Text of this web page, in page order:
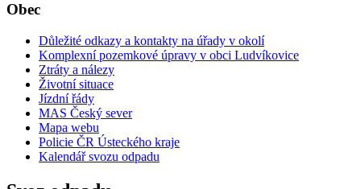
Obec
Důležité odkazy a kontakty na úřady v okolí
Komplexní pozemkové úpravy v obci Ludvíkovice
Ztráty a nálezy
Životní situace
Jízdní řády
MAS Český sever
Mapa webu
Policie ČR Ústeckého kraje
Kalendář svozu odpadu